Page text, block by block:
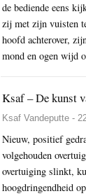
de bediende eens
zij met zijn vuisten
hoofd achterover,
mond en ogen wijd
Ksaf – De kunst
Ksaf Vandeputte -
Nieuw, positief
volgehouden
overtuiging slinkt,
hoogdringendheid